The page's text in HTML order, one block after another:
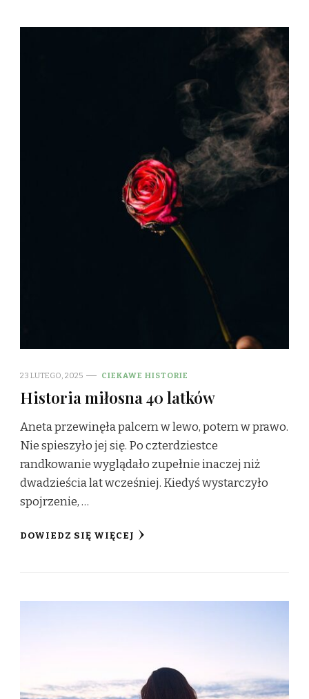
23 LUTEGO, 2025 CIEKAWE HISTORIE
Historia miłosna 40 latków
Aneta przewinęła palcem w lewo, potem w prawo.
Nie spieszyło jej się. Po czterdziestce
randkowanie wyglądało zupełnie inaczej niż
dwadzieścia lat wcześniej. Kiedyś wystarczyło
spojrzenie, …
DOWIEDZ SIĘ WIĘCEJ